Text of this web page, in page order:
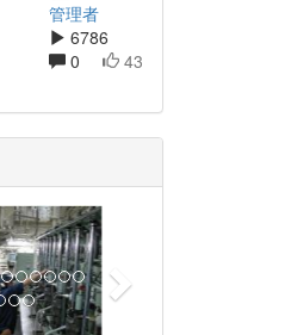
管理者
6786
0
43
x